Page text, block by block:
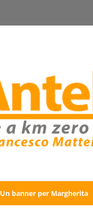
Un banner per Margherita